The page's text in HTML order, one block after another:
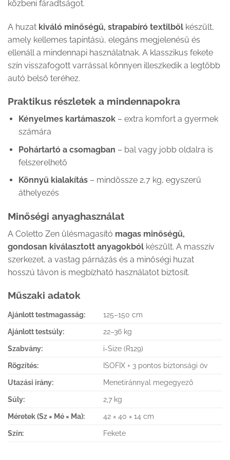
közbeni fáradtságot.
A huzat kiváló minőségű, strapabíró textilből készült,
amely kellemes tapintású, elegáns megjelenésű és
ellenáll a mindennapi használatnak. A klasszikus fekete
szín visszafogott varrással könnyen illeszkedik a legtöbb
autó belső teréhez.
Praktikus részletek a mindennapokra
Kényelmes kartámaszok– extra komfort a gyermek
számára
Pohártartó a csomagban – bal vagy jobb oldalra is
felszerelhető
Könnyű kialakítás– mindössze 2,7 kg, egyszerű
áthelyezés
Minőségi anyaghasználat
A Coletto Zen ülésmagasító magas minőségű,
gondosan kiválasztott anyagokból készült. A masszív
szerkezet, a vastag párnázás és a minőségi huzat
hosszú távon is megbízható használatot biztosít.
Műszaki adatok
Ajánlott testmagasság:
125–150 cm
Ajánlott testsúly:
22–36 kg
Szabvány:
i-Size (R129)
Rögzítés:
ISOFIX + 3 pontos biztonsági öv
Utazási irány:
Menetiránnyal megegyező
Súly:
2,7 kg
Méretek (Sz × Mé × Ma):
42 × 40 × 14 cm
Szín:
Fekete